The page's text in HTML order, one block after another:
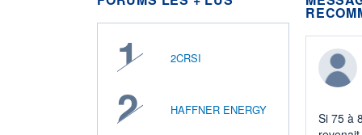
1 2CRSI
2 HAFFNER ENERGY
Si 75 à